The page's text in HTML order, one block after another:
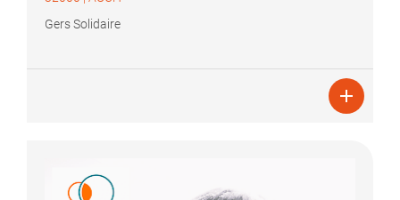
Gers Solidaire
